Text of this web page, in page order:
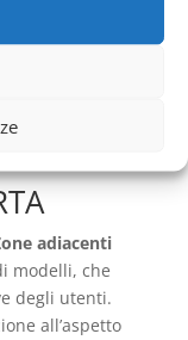
sono
e dagli
UNI
provvedere
adiacenti
modelli, che
degli utenti.
all’aspetto